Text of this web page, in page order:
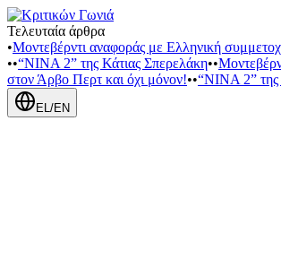
Τελευταία άρθρα
•Μοντεβέρντι αναφοράς με Ελληνική
••“NINA 2” της Κάτιας Σπερελάκη••
στον Άρβο Περτ και όχι μόνον!••“NINA 2” της
EL/EN